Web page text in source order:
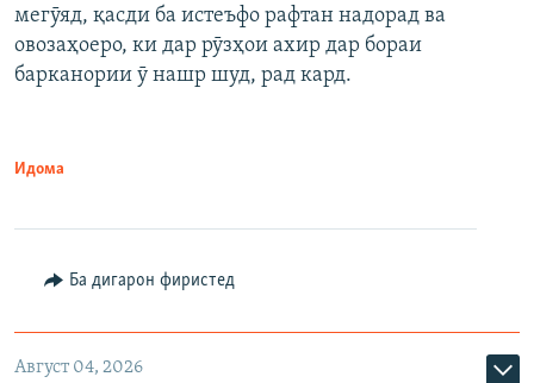
мегӯяд, қасди ба истеъфо рафтан надорад ва
овозаҳоеро, ки дар рӯзҳои ахир дар бораи
барканории ӯ нашр шуд, рад кард.
Идома
Ба дигарон фиристед
Август 04, 2026